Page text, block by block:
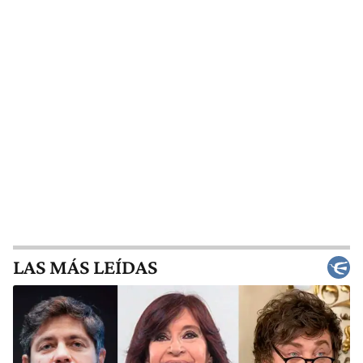
LAS MÁS LEÍDAS